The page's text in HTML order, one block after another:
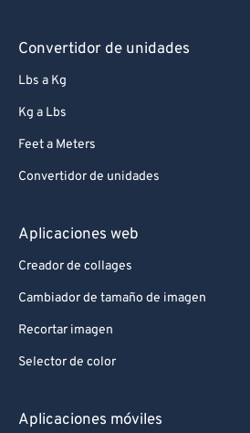
Convertidor de unidades
Lbs a Kg
Kg a Lbs
Feet a Meters
Convertidor de unidades
Aplicaciones web
Creador de collages
Cambiador de tamaño de imagen
Recortar imagen
Selector de color
Aplicaciones móviles